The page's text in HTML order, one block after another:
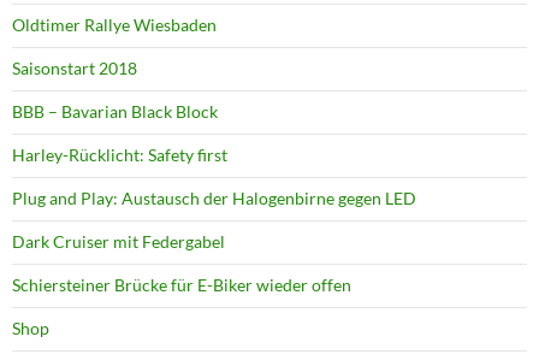
Oldtimer Rallye Wiesbaden
Saisonstart 2018
BBB – Bavarian Black Block
Harley-Rücklicht: Safety first
Plug and Play: Austausch der Halogenbirne gegen LED
Dark Cruiser mit Federgabel
Schiersteiner Brücke für E-Biker wieder offen
Shop